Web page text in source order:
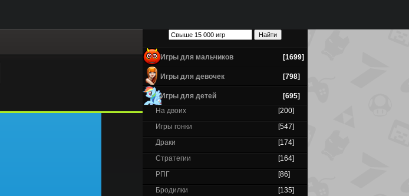
Игры для мальчиков [1699]
Игры для девочек [798]
Игры для детей
[695]
На двоих
[200]
Игры гонки
[547]
Драки
[174]
Стратегии
[164]
РПГ
[86]
Бродилки
[135]